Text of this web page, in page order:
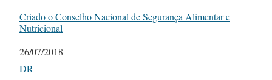
Criado o Conselho Nacional de Segurança Alimentar e
Nutricional
Date
26/07/2018
In relation to
DR